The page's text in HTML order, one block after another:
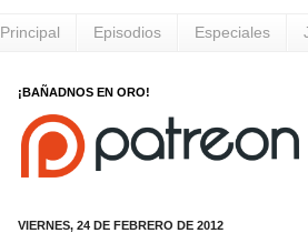
Principal Episodios Especiales
¡BAÑADNOS EN ORO!
VIERNES, 24 DE FEBRERO DE 2012